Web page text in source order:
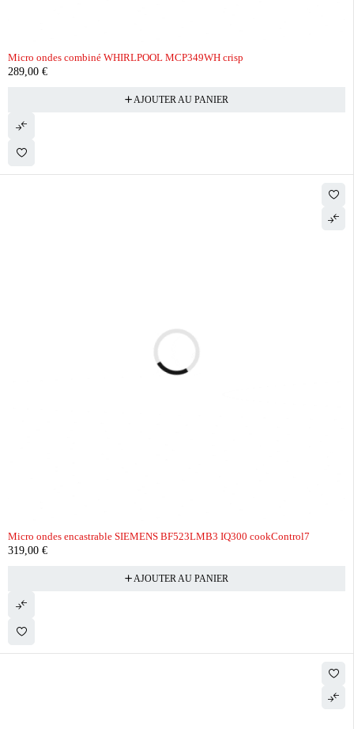
Micro ondes combiné WHIRLPOOL MCP349WH crisp
289,00 €
AJOUTER AU PANIER
Micro ondes encastrable SIEMENS BF523LMB3 IQ300 cookControl7
319,00 €
AJOUTER AU PANIER